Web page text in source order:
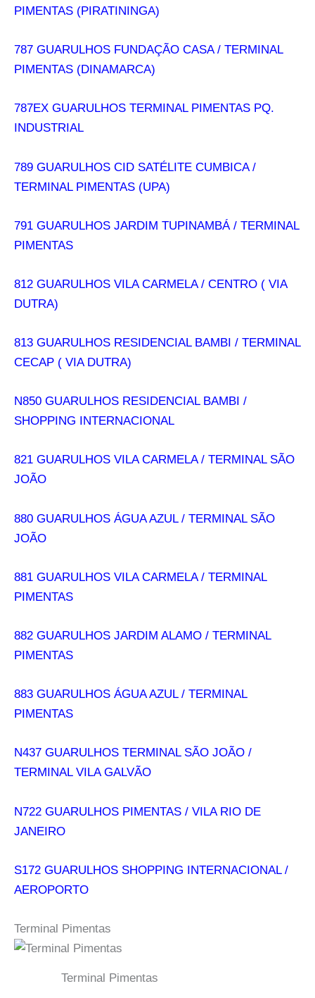
PIMENTAS (PIRATININGA)
787 GUARULHOS FUNDAÇÃO CASA / TERMINAL
PIMENTAS (DINAMARCA)
787EX GUARULHOS TERMINAL PIMENTAS PQ.
INDUSTRIAL
789 GUARULHOS CID SATÉLITE CUMBICA /
TERMINAL PIMENTAS (UPA)
791 GUARULHOS JARDIM TUPINAMBÁ / TERMINAL
PIMENTAS
812 GUARULHOS VILA CARMELA / CENTRO ( VIA
DUTRA)
813 GUARULHOS RESIDENCIAL BAMBI / TERMINAL
CECAP ( VIA DUTRA)
N850 GUARULHOS RESIDENCIAL BAMBI /
SHOPPING INTERNACIONAL
821 GUARULHOS VILA CARMELA / TERMINAL SÃO
JOÃO
880 GUARULHOS ÁGUA AZUL / TERMINAL SÃO
JOÃO
881 GUARULHOS VILA CARMELA / TERMINAL
PIMENTAS
882 GUARULHOS JARDIM ALAMO / TERMINAL
PIMENTAS
883 GUARULHOS ÁGUA AZUL / TERMINAL
PIMENTAS
N437 GUARULHOS TERMINAL SÃO JOÃO /
TERMINAL VILA GALVÃO
N722 GUARULHOS PIMENTAS / VILA RIO DE
JANEIRO
S172 GUARULHOS SHOPPING INTERNACIONAL /
AEROPORTO
Terminal Pimentas
Terminal Pimentas